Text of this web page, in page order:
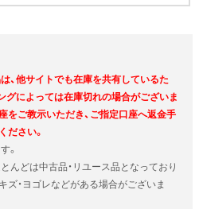
、他サイトでも在庫を共有しているた
グによっては在庫切れの場合がございま
をご教示いただき、ご指定口座へ返金手
ださい。
。
んどは中古品・リユース品となっており
ズ・ヨゴレなどがある場合がございま